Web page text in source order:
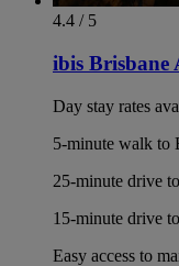
4.4 / 5
ibis Brisbane
Day stay rates
5-minute walk to
25-minute drive
15-minute drive
Easy access to